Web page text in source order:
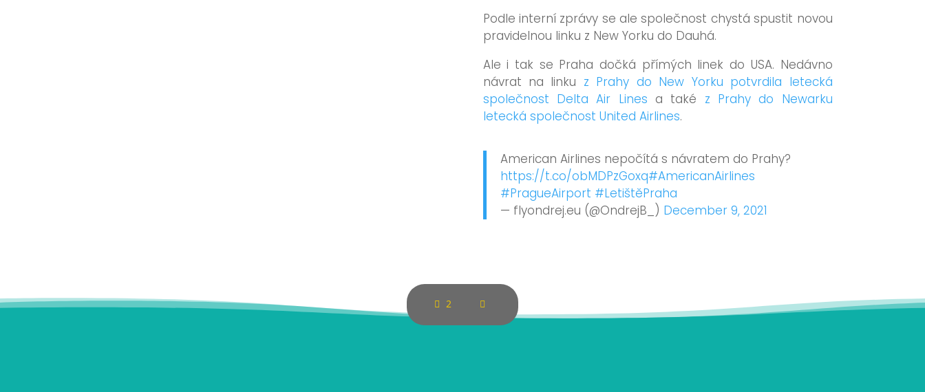
Podle interní zprávy se ale společnost chystá spustit novou
pravidelnou linku z New Yorku do Dauhá.
Ale i tak se Praha dočká přímých linek do USA. Nedávno
návrat na linku z Prahy do New Yorku potvrdila letecká
společnost Delta Air Lines a také z Prahy do Newarku
letecká společnost United Airlines.
American Airlines nepočítá s návratem do Prahy?
https://t.co/obMDPzGoxq#AmericanAirlines
#PragueAirport #LetištěPraha
— flyondrej.eu (@OndrejB_) December 9, 2021
2